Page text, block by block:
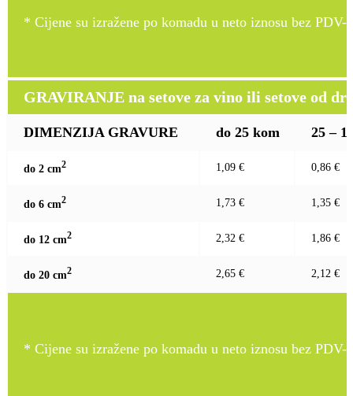
* Cijene su izražene po komadu u neto iznosu bez PDV-
GRAVIRANJE na setove za vino ili setove od
DIMENZIJA GRAVURE do 25 kom 25 –
do 2 cm2 1,09 € 0,86 €
do 6 cm2 1,73 € 1,35 €
do 12 cm2 2,32 € 1,86 €
do 20 cm2 2,65 € 2,12 €
* Cijene su izražene po komadu u neto iznosu bez PDV-